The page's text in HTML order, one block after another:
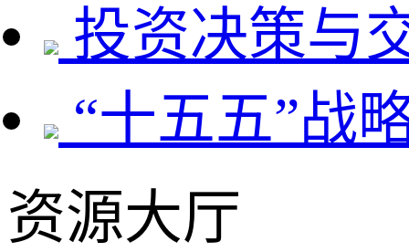
投资决策与
“十五五”战
资源大厅